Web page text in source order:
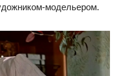
модельером.